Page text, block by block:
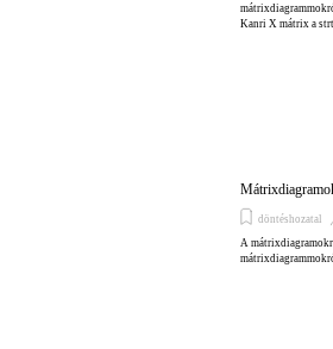
Kanri X mátrix a
döntéshozatal
A